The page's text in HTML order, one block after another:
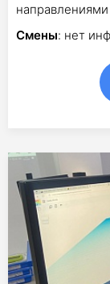
Смены: нет